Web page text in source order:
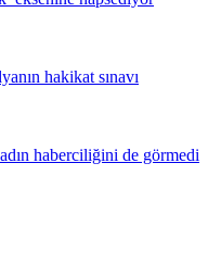
hakikat sınavı
haberciliğini de görmedi